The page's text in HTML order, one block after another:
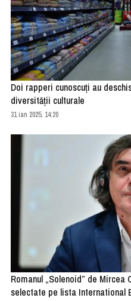
Doi rapperi cunoscuți au
diversității culturale
31 ian 2025, 14:20
Romanul „Solenoid” de
selectate pe lista International